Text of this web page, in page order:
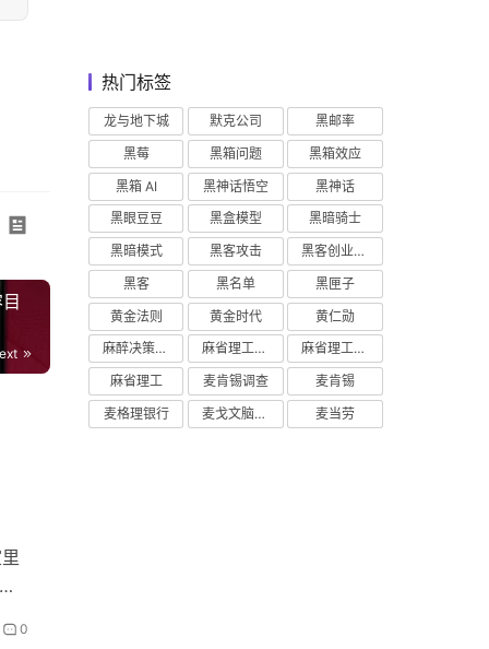
0
热门标签
龙与地下城 默克公司
黑邮率
黑莓
黑箱问题
黑箱效应
黑箱 AI
黑神话悟空
黑神话
黑眼豆豆
黑盒模型
黑暗骑士
黑暗模式
黑客攻击
黑客创业主义
黑客
黑名单
黑匣子
黄金法则
黄金时代
黄仁勋
麻醉决策支持
麻省理工学院研究
麻省理工学院
麻省理工
麦肯锡调查
麦肯锡
麦格理银行
麦戈文脑研究所 麦当劳